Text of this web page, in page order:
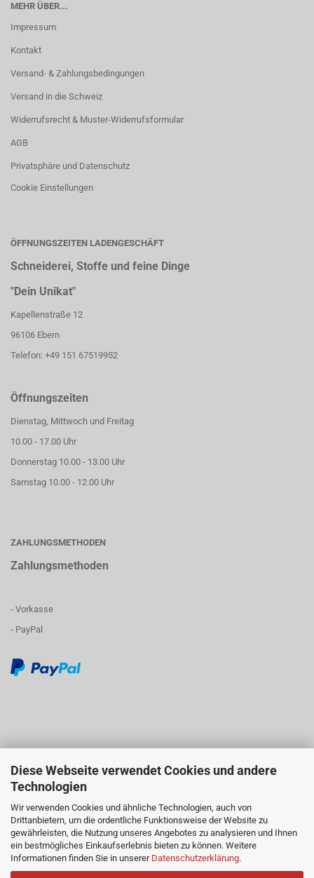
Diese Webseite verwendet Cookies und andere
Technologien
Wir verwenden Cookies und ähnliche Technologien, auch von
Drittanbietern, um die ordentliche Funktionsweise der Website zu
gewährleisten, die Nutzung unseres Angebotes zu analysieren und Ihnen
ein bestmögliches Einkaufserlebnis bieten zu können. Weitere
Informationen finden Sie in unserer Datenschutzerklärung.
MEHR ÜBER...
Impressum
Kontakt
Versand- & Zahlungsbedingungen
Versand in die Schweiz
Widerrufsrecht & Muster-Widerrufsformular
AGB
Privatsphäre und Datenschutz
Cookie Einstellungen
ÖFFNUNGSZEITEN LADENGESCHÄFT
Schneiderei, Stoffe und feine Dinge
"Dein Unikat"
Kapellenstraße 12
96106 Ebern
Telefon: +49 151 67519952
Öffnungszeiten
Dienstag, Mittwoch und Freitag
10.00 - 17.00 Uhr
Donnerstag 10.00 - 13.00 Uhr
Samstag 10.00 - 12.00 Uhr
ZAHLUNGSMETHODEN
Zahlungsmethoden
- Vorkasse
- PayPal